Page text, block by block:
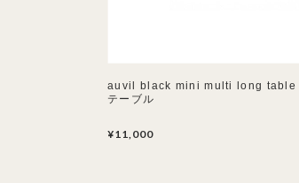
auvil black mini multi long table
テーブル
¥11,000